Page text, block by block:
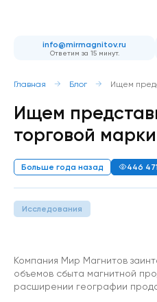
info@mirmagnitov.ru
Ответим за 15 минут.
Главная Блог Ищем
Ищем
торговой
Больше года назад 446 471
Исследования
Компания Мир Магнитов
объемов сбыта магнитной
расширении географии